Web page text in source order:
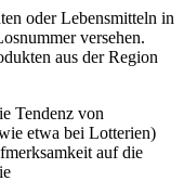
oder Lebensmitteln in
versehen.
aus der Region
Tendenz von
etwa bei Lotterien)
auf die